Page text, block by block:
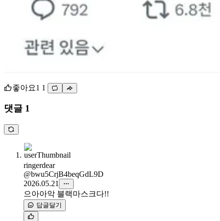
좋아요1 1
댓글 1
ringerdear
@bwu5CrjB4beqGdL9D
2026.05.21
으아아악 블랙마스크다!!
답글달기